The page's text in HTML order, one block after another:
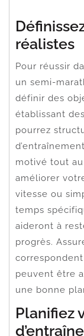
réalistes
Pour réussir
un semi-
définir des
établissant
pourrez
motivé tout
améliorer
vitesse ou
temps
aideront à
progrès.
peuvent être
une bonne
Planifiez